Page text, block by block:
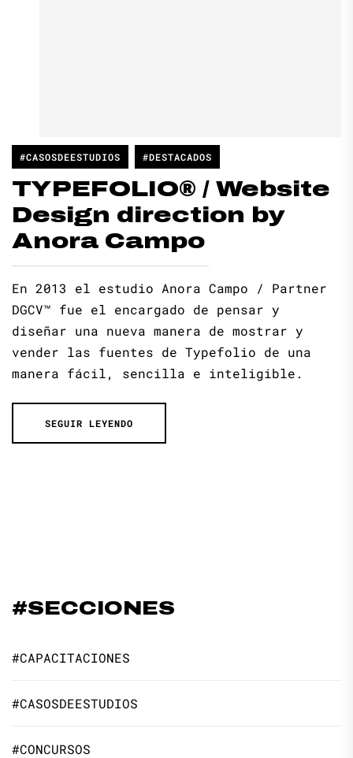
#CASOSDEESTUDIOS #DESTACADOS
TYPEFOLIO® / Website
Design direction by
Anora Campo
En 2013 el estudio Anora Campo / Partner
DGCV™ fue el encargado de pensar y
diseñar una nueva manera de mostrar y
vender las fuentes de Typefolio de una
manera fácil, sencilla e inteligible.
SEGUIR LEYENDO
#SECCIONES
#CAPACITACIONES
#CASOSDEESTUDIOS
#CONCURSOS